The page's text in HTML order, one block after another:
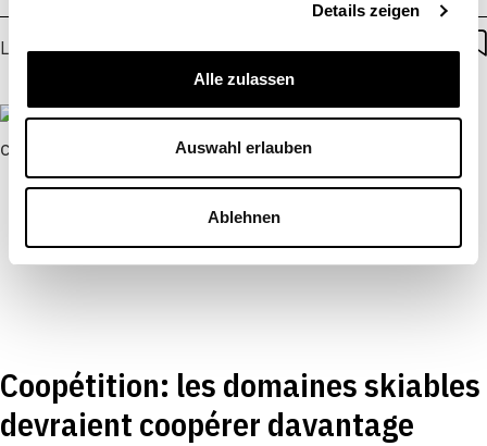
Details zeigen
Alle zulassen
Auswahl erlauben
Ablehnen
Laetitia Mathys| 05.08.2026
Coopétition: les domaines skiables
devraient coopérer davantage